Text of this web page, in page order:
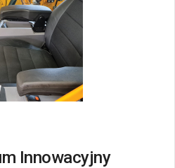
Innowacyjny